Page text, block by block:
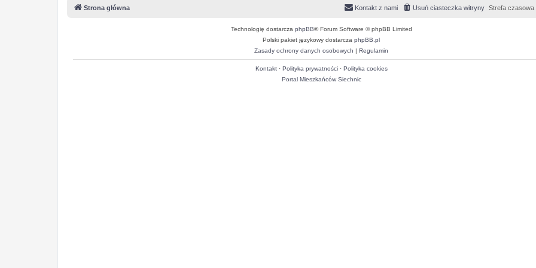
Strona główna Strefa czasowa
Usuń ciasteczka witryny
Kontakt z nami
Technologię dostarcza phpBB® Forum Software © phpBB Limited
Polski pakiet językowy dostarcza phpBB.pl
Zasady ochrony danych osobowych | Regulamin
Kontakt· Polityka prywatności· Polityka cookies
Portal Mieszkańców Siechnic